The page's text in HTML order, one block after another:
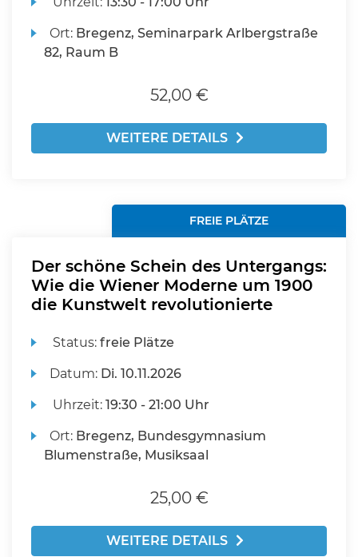
Ort: Bregenz, Seminarpark Arlbergstraße
82, Raum B
52,00 €
WEITERE DETAILS
FREIE PLÄTZE
Der schöne Schein des Untergangs:
Wie die Wiener Moderne um 1900
die Kunstwelt revolutionierte
Status:freie Plätze
Datum: Di. 10.11.2026
Uhrzeit:19:30 - 21:00 Uhr
Ort: Bregenz, Bundesgymnasium
Blumenstraße, Musiksaal
25,00 €
WEITERE DETAILS